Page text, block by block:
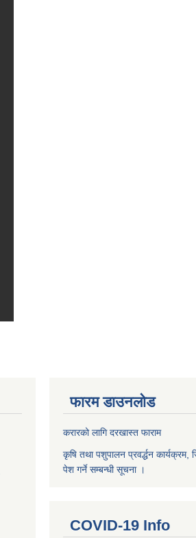
फारम डाउनलोड
करारको लागि दरखास्त फाराम
कृषि तथा पशुपालन प्रवर्द्धन कार्यक्रम,
पेश गर्ने सम्बन्धी सूचना ।
COVID-19 Info